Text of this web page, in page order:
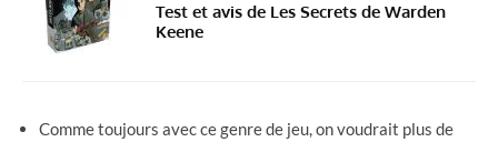
Test et avis de Les Secrets de Warden
Keene
Comme toujours avec ce genre de jeu, on voudrait plus de